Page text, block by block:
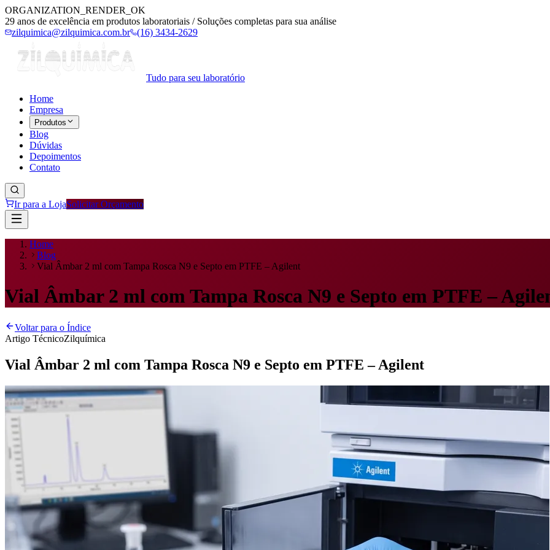
ORGANIZATION_RENDER_OK
29 anos de excelência em produtos laboratoriais / Soluções completas para sua análise
zilquimica@zilquimica.com.br
(16) 3434-2629
Tudo para seu laboratório
Home
Empresa
Produtos
Blog
Dúvidas
Depoimentos
Contato
Ir para a LojaSolicitar Orçamento
Home
Blog
Vial Âmbar 2 ml com Tampa Rosca N9 e Septo em PTFE – Agilent
Vial Âmbar 2 ml com Tampa Rosca N9 e Septo em PTFE –
Voltar para o Índice
Artigo TécnicoZilquímica
Vial Âmbar 2 ml com Tampa Rosca N9 e Septo em PTFE – Agilent